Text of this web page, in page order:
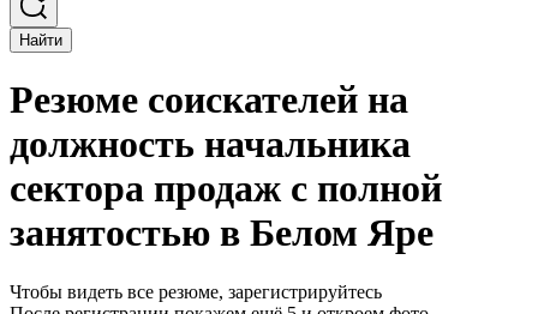
Найти
Резюме соискателей на
должность начальника
сектора продаж с полной
занятостью в Белом Яре
Чтобы видеть все резюме, зарегистрируйтесь